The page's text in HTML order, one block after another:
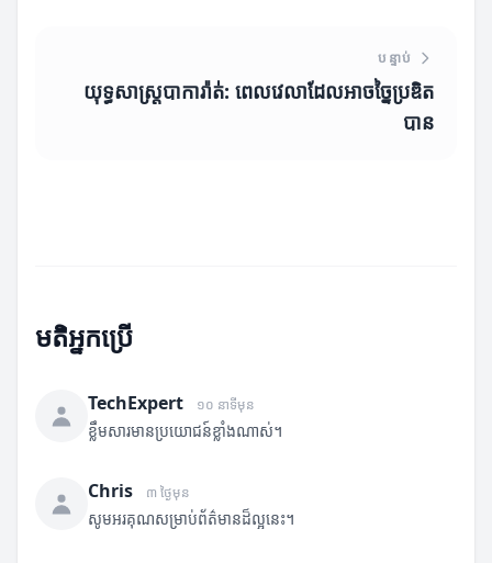
បន្ទាប់
យុទ្ធសាស្ត្របាការ៉ាត់: ពេលវេលាដែលអាចច្នៃប្រឌិត
បាន
មតិអ្នកប្រើ
TechExpert ១០ នាទីមុន
ខ្លឹមសារមានប្រយោជន៍ខ្លាំងណាស់។
Chris ៣ ថ្ងៃមុន
សូមអរគុណសម្រាប់ព័ត៌មានដ៏ល្អនេះ។